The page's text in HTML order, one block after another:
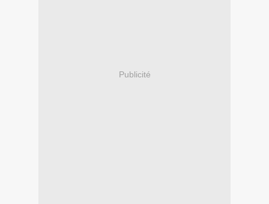
Publicité